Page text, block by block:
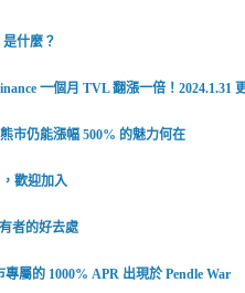
是什麼？
一個月 TVL 翻漲一倍！2024.1.31
市仍能漲幅 500% 的魅力何在
歡迎加入
者的好去處
屬的 1000% APR 出現於 Pendle War